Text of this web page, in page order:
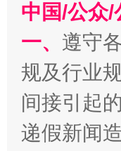
千年窑
中国/公众/
一、 遵守
规及行业
间接引起
递假新闻